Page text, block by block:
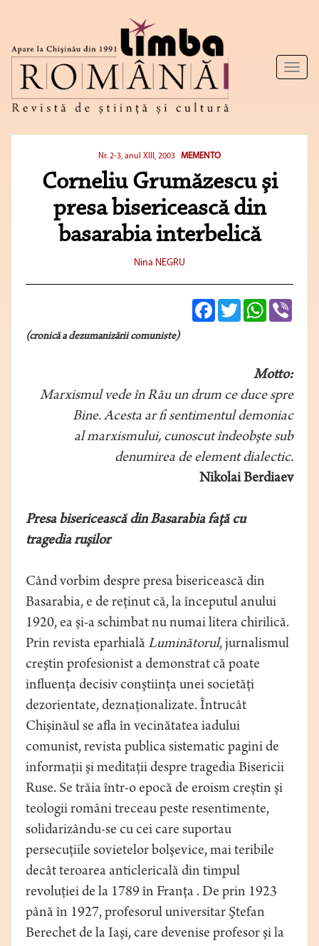
Toggle
Nr. 2-3, anul XIII, 2003 MEMENTO
Corneliu Grumăzescu şi
presa bisericească din
basarabia interbelică
Nina NEGRU
FacebookTwitterWhatsApp
(cronică a dezumanizării comuniste)
Motto:
Marxismul vede în Rău un drum ce duce spre
Bine. Acesta ar fi sentimentul demoniac
al marxismului, cunoscut îndeobşte sub
denumirea de element dialectic.
Nikolai Berdiaev
Presa bisericească din Basarabia faţă cu
tragedia ruşilor
Când vorbim despre presa bisericească din
Basarabia, e de reţinut că, la începutul anului
1920, ea şi-a schimbat nu numai litera chirilică.
Prin revista eparhială Luminătorul, jurnalismul
creştin profesionist a demonstrat că poate
influenţa decisiv conştiinţa unei societăţi
dezorientate, deznaţionalizate. Întrucât
Chişinăul se afla în vecinătatea iadului
comunist, revista publica sistematic pagini de
informaţii şi meditaţii despre tragedia Bisericii
Ruse. Se trăia într-o epocă de eroism creştin şi
teologii români treceau peste resentimente,
solidarizându-se cu cei care suportau
persecuţiile sovietelor bolşevice, mai teribile
decât teroarea anticlericală din timpul
revoluţiei de la 1789 în Franţa . De prin 1923
până în 1927, profesorul universitar Ştefan
Berechet de la Iaşi, care devenise profesor şi la